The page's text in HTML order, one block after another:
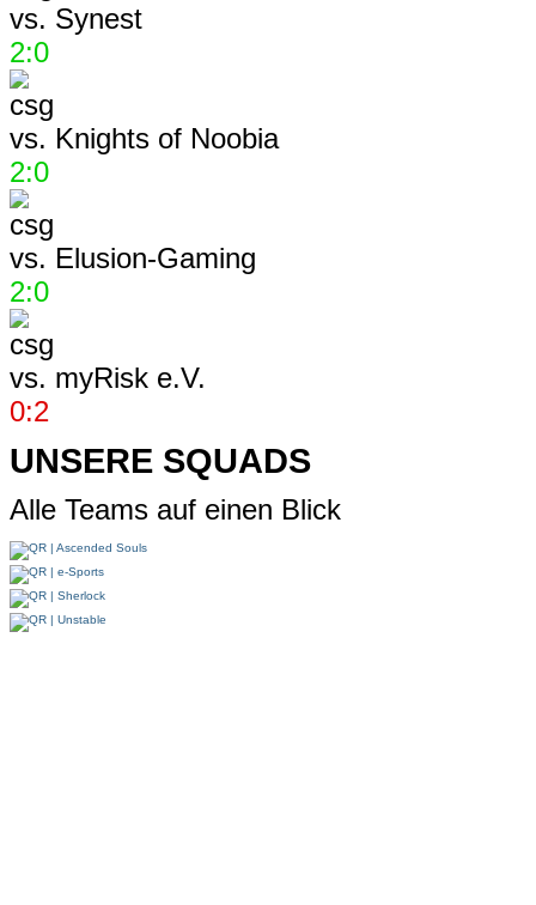
vs. Synest
2:0
vs. Knights of Noobia
2:0
vs. Elusion-Gaming
2:0
vs. myRisk e.V.
0:2
UNSERE SQUADS
Alle Teams auf einen Blick